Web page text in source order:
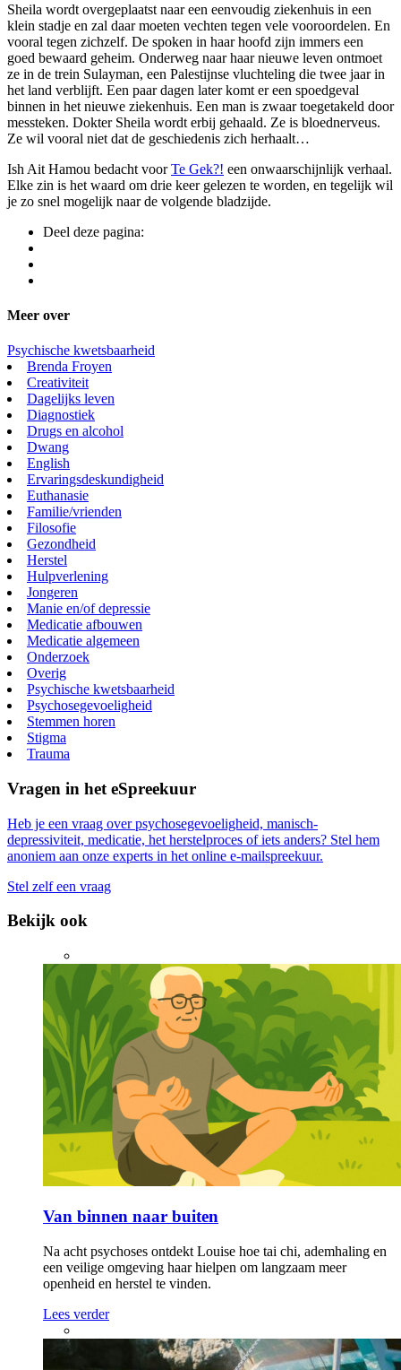
Sheila wordt overgeplaatst naar een eenvoudig ziekenhuis in een
klein stadje en zal daar moeten vechten tegen vele vooroordelen. En
vooral tegen zichzelf. De spoken in haar hoofd zijn immers een
goed bewaard geheim. Onderweg naar haar nieuwe leven ontmoet
ze in de trein Sulayman, een Palestijnse vluchteling die twee jaar in
het land verblijft. Een paar dagen later komt er een spoedgeval
binnen in het nieuwe ziekenhuis. Een man is zwaar toegetakeld door
messteken. Dokter Sheila wordt erbij gehaald. Ze is bloednerveus.
Ze wil vooral niet dat de geschiedenis zich herhaalt…
Ish Ait Hamou bedacht voorTe Gek?! een onwaarschijnlijk verhaal.
Elke zin is het waard om drie keer gelezen te worden, en tegelijk wil
je zo snel mogelijk naar de volgende bladzijde.
Deel deze pagina:
Meer over
Psychische kwetsbaarheid
Brenda Froyen
Creativiteit
Dagelijks leven
Diagnostiek
Drugs en alcohol
Dwang
English
Ervaringsdeskundigheid
Euthanasie
Familie/vrienden
Filosofie
Gezondheid
Herstel
Hulpverlening
Jongeren
Manie en/of depressie
Medicatie afbouwen
Medicatie algemeen
Onderzoek
Overig
Psychische kwetsbaarheid
Psychosegevoeligheid
Stemmen horen
Stigma
Trauma
Vragen in het eSpreekuur
Heb je een vraag over psychosegevoeligheid, manisch-
depressiviteit, medicatie, het herstelproces of iets anders? Stel hem
anoniem aan onze experts in het online e-mailspreekuur.
Stel zelf een vraag
Bekijk ook
Van binnen naar buiten
Na acht psychoses ontdekt Louise hoe tai chi, ademhaling en
een veilige omgeving haar hielpen om langzaam meer
openheid en herstel te vinden.
Lees verder